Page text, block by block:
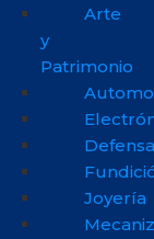
Arte
y
Patrimonio
Defensa
Joyería